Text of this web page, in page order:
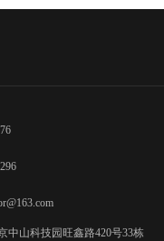
中山科技园旺鑫路420号33栋